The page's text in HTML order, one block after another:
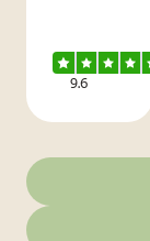
9.6